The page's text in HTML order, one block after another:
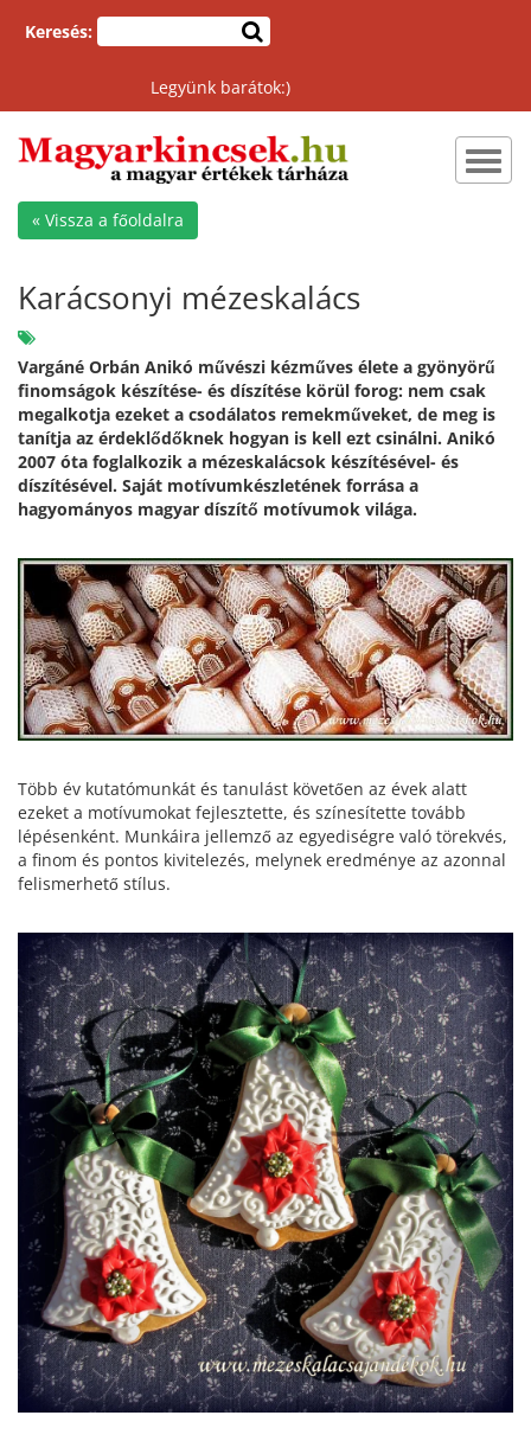
Keresés:
Legyünk barátok:)
« Vissza a főoldalra
Karácsonyi mézeskalács
Vargáné Orbán Anikó művészi kézműves élete a gyönyörű
finomságok készítése- és díszítése körül forog: nem csak
megalkotja ezeket a csodálatos remekműveket, de meg is
tanítja az érdeklődőknek hogyan is kell ezt csinálni. Anikó
2007 óta foglalkozik a mézeskalácsok készítésével- és
díszítésével. Saját motívumkészletének forrása a
hagyományos magyar díszítő motívumok világa.
Több év kutatómunkát és tanulást követően az évek alatt
ezeket a motívumokat fejlesztette, és színesítette tovább
lépésenként. Munkáira jellemző az egyediségre való törekvés,
a finom és pontos kivitelezés, melynek eredménye az azonnal
felismerhető stílus.